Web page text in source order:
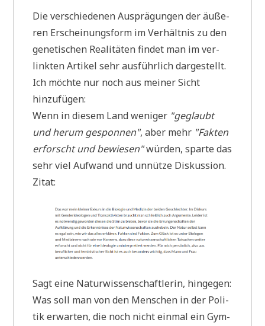
Die ver­schie­de­nen Aus­prä­gun­gen der äuße­
ren Erschei­nungs­form im Ver­hält­nis zu den
gene­ti­schen Rea­li­tä­ten fin­det man im ver­
link­ten Arti­kel sehr aus­führ­lich dar­ge­stellt.
Ich möch­te nur noch aus mei­ner Sicht
hinzufügen:
Wenn in die­sem Land weni­ger "geglaubt
und her­um gespon­nen", aber mehr "Fak­ten
erforscht und bewie­sen"wür­den, spar­te das
sehr viel Auf­wand und unnüt­ze Diskussion.
Zitat:
Sagt eine Natur­wis­sen­schaft­le­rin, hingegen:
Was soll man von den Men­schen in der Poli­
tik erwar­ten, die noch nicht ein­mal ein Gym­